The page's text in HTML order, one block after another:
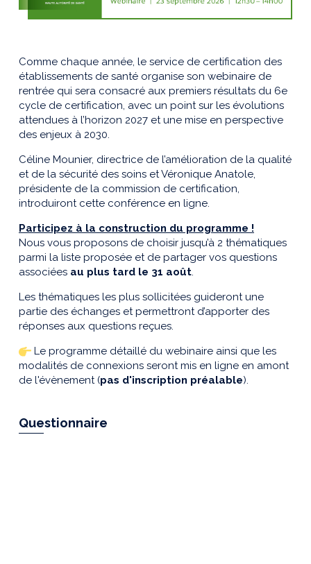
Comme chaque année, le service de certification des
établissements de santé organise son webinaire de
rentrée qui sera consacré aux premiers résultats du 6e
cycle de certification, avec un point sur les évolutions
attendues à l’horizon 2027 et une mise en perspective
des enjeux à 2030.
Céline Mounier, directrice de l’amélioration de la qualité
et de la sécurité des soins et Véronique Anatole,
présidente de la commission de certification,
introduiront cette conférence en ligne.
Participez à la construction du programme !
Nous vous proposons de choisir jusqu’à 2 thématiques
parmi la liste proposée et de partager vos questions
associées au plus tard le 31 août.
Les thématiques les plus sollicitées guideront une
partie des échanges et permettront d’apporter des
réponses aux questions reçues.
Le programme détaillé du webinaire ainsi que les
modalités de connexions seront mis en ligne en amont
de l'évènement (pas d'inscription préalable).
Questionnaire